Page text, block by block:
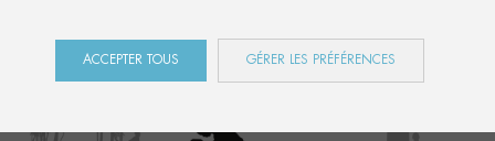
ACCEPTER TOUS GÉRER LES PRÉFÉRENCES